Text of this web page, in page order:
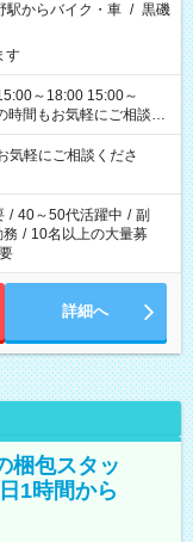
駅からバイク・車 / 黒磯
す
軽にご相談くださ
/ 40～50代活躍中 / 副
務 / 10名以上の大量募
詳細へ
梱包スタッ
1時間から